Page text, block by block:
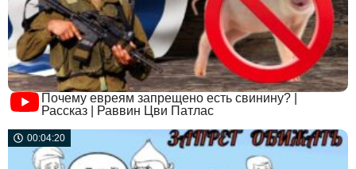
Почему евреям запрещено есть свинину? |
Рассказ | Раввин Цви Патлас
00:04:20